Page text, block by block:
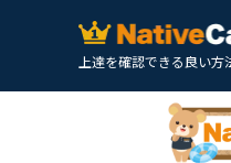
上達を確認できる良い方